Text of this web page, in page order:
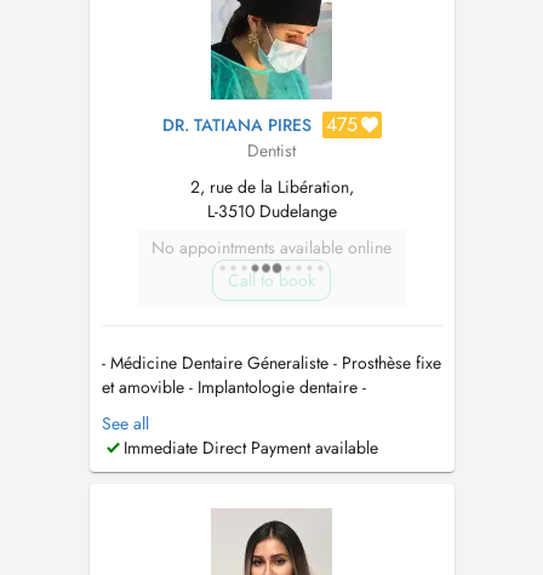
DR. TATIANA PIRES 475
Dentist
2, rue de la Libération,
L-3510 Dudelange
No appointments available online
Call to book
- Médicine Dentaire Géneraliste - Prosthèse fixe
et amovible - Implantologie dentaire -
Orthodontie fixe et amovible - Dysfontions
cranio-mandibulaires - Bleaching dentaire -
Dentisterie esthétique - Médicine Dentaire
See all
Immediate Direct Payment available